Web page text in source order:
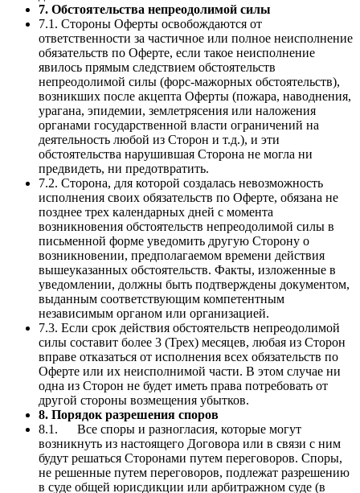
7. Обстоятельства непреодолимой силы
7.1. Стороны Оферты освобождаются от
ответственности за частичное или полное неисполнение
обязательств по Оферте, если такое неисполнение
явилось прямым следствием обстоятельств
непреодолимой силы (форс-мажорных обстоятельств),
возникших после акцепта Оферты (пожара, наводнения,
урагана, эпидемии, землетрясения или наложения
органами государственной власти ограничений на
деятельность любой из Сторон и т.д.), и эти
обстоятельства нарушившая Сторона не могла ни
предвидеть, ни предотвратить.
7.2. Сторона, для которой создалась невозможность
исполнения своих обязательств по Оферте, обязана не
позднее трех календарных дней с момента
возникновения обстоятельств непреодолимой силы в
письменной форме уведомить другую Сторону о
возникновении, предполагаемом времени действия
вышеуказанных обстоятельств. Факты, изложенные в
уведомлении, должны быть подтверждены документом,
выданным соответствующим компетентным
независимым органом или организацией.
7.3. Если срок действия обстоятельств непреодолимой
силы составит более 3 (Трех) месяцев, любая из Сторон
вправе отказаться от исполнения всех обязательств по
Оферте или их неисполнимой части. В этом случае ни
одна из Сторон не будет иметь права потребовать от
другой стороны возмещения убытков.
8. Порядок разрешения споров
8.1. Все споры и разногласия, которые могут
возникнуть из настоящего Договора или в связи с ним
будут решаться Сторонами путем переговоров. Споры,
не решенные путем переговоров, подлежат разрешению
в суде общей юрисдикции или арбитражном суде (в